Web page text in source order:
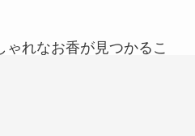
れなお香が見つかるこ